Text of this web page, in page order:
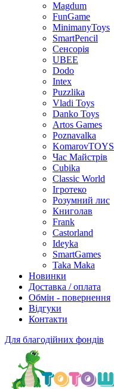
Magdum
FunGame
MinimanyToys
SmartPencil
Сенсорія
UBEE
Dodo
Intex
Puzzlika
Vladi Toys
Danko Toys
Artos Games
Poznavalka
KomarovTOYS
Час Майстрів
Cubika
Classic World
Ігротеко
Розумний лис
Книголав
Frank
Castorland
Ideyka
SmartGames
Taka Maka
Новинки
Доставка / оплата
Обмін - повернення
Відгуки
Контакти
Для благодійних фондів